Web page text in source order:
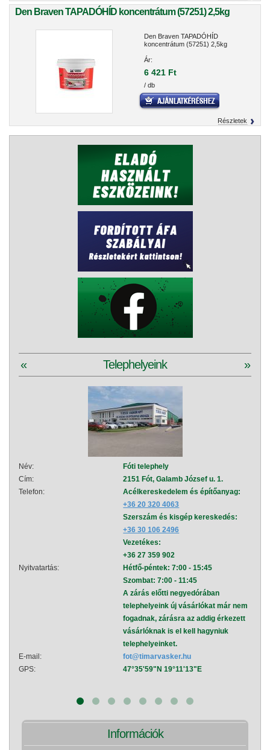
Den Braven TAPADÓHÍD koncentrátum (57251) 2,5kg
Den Braven TAPADÓHÍD
koncentrátum (57251) 2,5kg
Ár:
6 421 Ft
/ db
Részletek
Telephelyeink
« »
Név:
Fóti telephely
Cím:
2151 Fót, Galamb József u. 1.
Telefon:
Acélkereskedelem és építőanyag:
+36 20 320 4063
Szerszám és kisgép kereskedés:
+36 30 106 2496
Vezetékes:
+36 27 359 902
Nyitvatartás:
Hétfő-péntek: 7:00 - 15:45
Szombat: 7:00 - 11:45
A zárás előtti negyedórában
telephelyeink új vásárlókat már nem
fogadnak, zárásra az addig érkezett
vásárlóknak is el kell hagyniuk
telephelyeinket.
E-mail:
fot@timarvasker.hu
GPS:
47°35'59"N 19°11'13"E
Információk